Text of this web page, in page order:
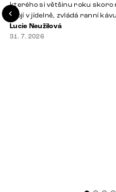
kterého si většinu roku skoro
stojí v jídelně, zvládá ranní
hromadu dopisů, které je
ale přijdou Vánoce, narozeniny
Lucie Neužilová
31. 7. 2026